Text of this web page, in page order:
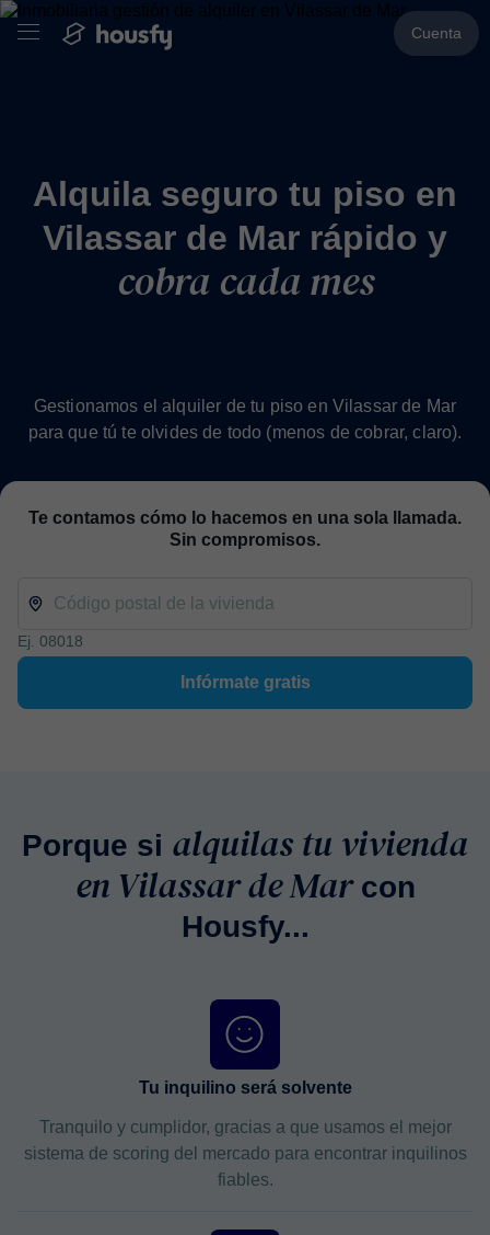
Cuenta
Alquila seguro tu piso en
Vilassar de Mar rápido y
cobra cada mes
Gestionamos el alquiler de tu piso en Vilassar de Mar
para que tú te olvides de todo (menos de cobrar, claro).
Te contamos cómo lo hacemos en una sola llamada.
Sin compromisos.
Ej. 08018
Infórmate gratis
Porque si alquilas tu vivienda
en Vilassar de Marcon
Housfy...
Tu inquilino será solvente
Tranquilo y cumplidor, gracias a que usamos el mejor
sistema de scoring del mercado para encontrar inquilinos
fiables.